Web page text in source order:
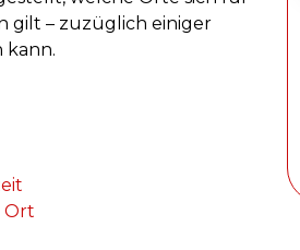
gilt – zuzüglich einiger
kann.
Ort